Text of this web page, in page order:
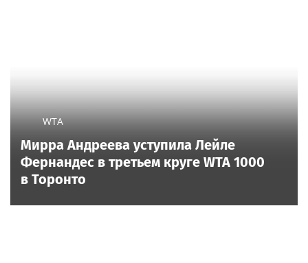
WTA
Мирра Андреева уступила Лейле
Фернандес в третьем круге WTA 1000
в Торонто